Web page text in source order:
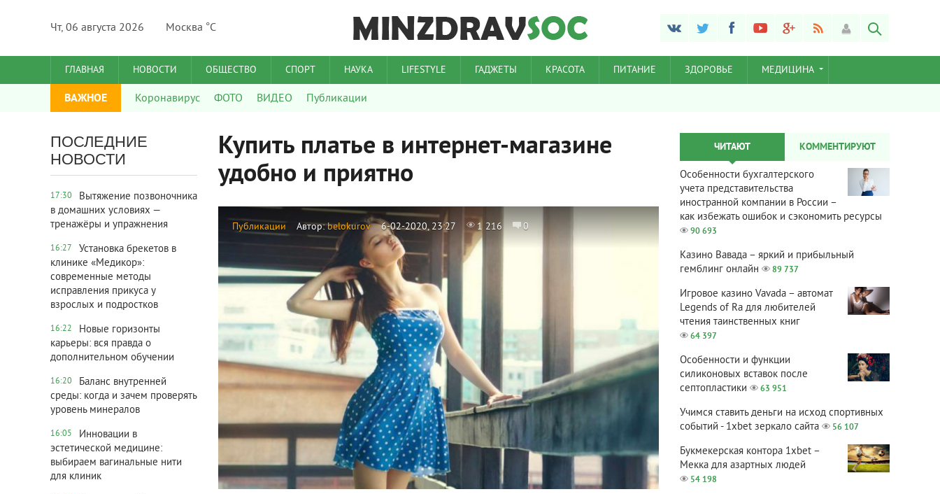
Чт, 06 августа 2026 Москва °C
ГЛАВНАЯ НОВОСТИ ОБЩЕСТВО СПОРТ НАУКА LIFESTYLE ГАДЖЕТЫ КРАСОТА ПИТАНИЕ ЗДОРОВЬЕ МЕДИЦИНА
ВАЖНОЕ Коронавирус ФОТО ВИДЕО Публикации
ПОСЛЕДНИЕ
НОВОСТИ
17:30
Вытяжение позвоночника
в домашних условиях —
тренажёры и упражнения
16:27
Установка брекетов в
клинике «Медикор»:
современные методы
исправления прикуса у
взрослых и подростков
16:22
Новые горизонты
карьеры: вся правда о
дополнительном обучении
16:20
Баланс внутренней
среды: когда и зачем проверять
уровень минералов
16:05
Инновации в
эстетической медицине:
выбираем вагинальные нити
для клиник
Купить платье в интернет-магазине
удобно и приятно
Публикации Автор:belokurov 6-02-2020, 23:27 1 216 0
ЧИТАЮТ КОММЕНТИРУЮТ
Особенности бухгалтерского
учета представительства
иностранной компании в России –
как избежать ошибок и сэкономить ресурсы
90 693
Казино Вавада – яркий и прибыльный
гемблинг онлайн
89 737
Игровое казино Vavada – автомат
Legends of Ra для любителей
чтения таинственных книг
64 397
Особенности и функции
силиконовых вставок после
септопластики
63 951
Учимся ставить деньги на исход спортивных
событий - 1xbet зеркало сайта
56 107
Букмекерская контора 1xbet –
Мекка для азартных людей
54 198